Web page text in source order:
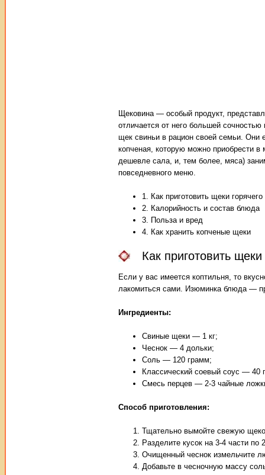
Щековина — особый продукт,
отличается от него большей
щек свиньи в рацион своей семьи. Они
копченая, которую можно приобрести в
дешевле сала, и, тем более, мяса)
повседневного меню.
1. Как приготовить щеки горячего
2. Калорийность и состав блюда
3. Польза и вред
4. Как хранить копченые щеки
Как приготовить
Если у вас имеется коптильня, то
лакомиться сами. Изюминка блюда —
Ингредиенты:
Свиные щеки — 1 кг;
Чеснок — 4 дольки;
Соль — 120 грамм;
Классический соевый соус — 40
Смесь перцев — 2-3 чайные
Способ приготовления:
Тщательно вымойте свежую
Разделите кусок на 3-4 части по
Очищенный чеснок измельчите
Добавьте в чесночную массу